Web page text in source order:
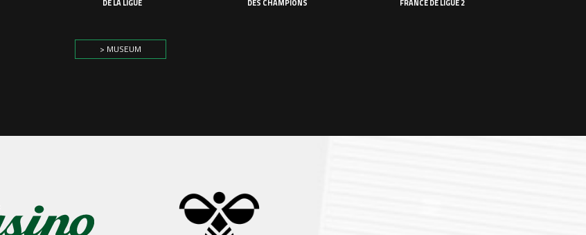
DE LA LIGUE
DES CHAMPIONS
FRANCE DE LIGUE 2
> MUSEUM